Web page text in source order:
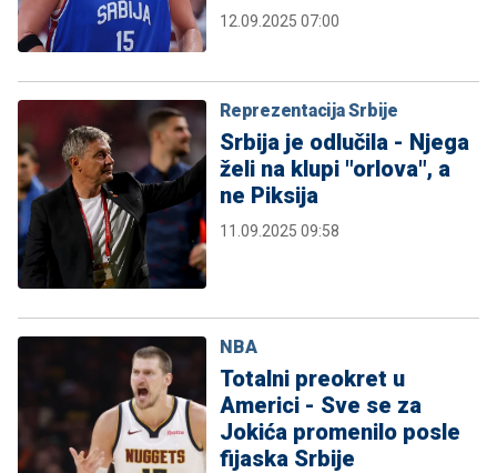
12.09.2025 07:00
Reprezentacija Srbije
Srbija je odlučila - Njega
želi na klupi "orlova", a
ne Piksija
11.09.2025 09:58
NBA
Totalni preokret u
Americi - Sve se za
Jokića promenilo posle
fijaska Srbije